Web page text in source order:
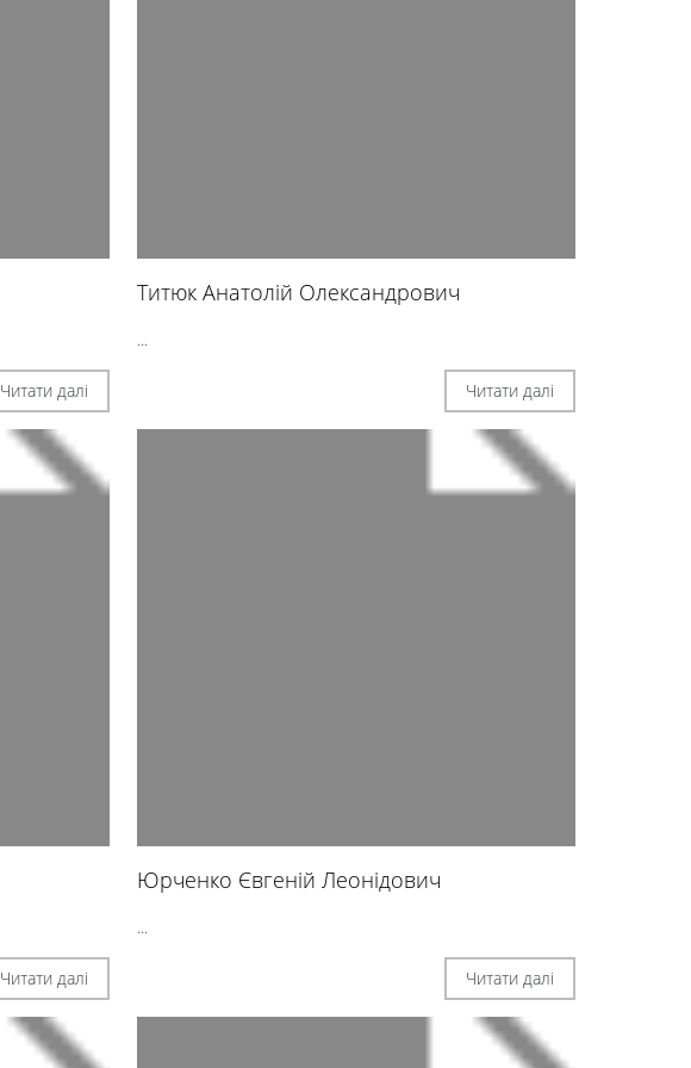
Читати далі
Титюк Анатолій Олександрович
...
Читати далі
Читати далі
Юрченко Євгеній Леонідович
...
Читати далі